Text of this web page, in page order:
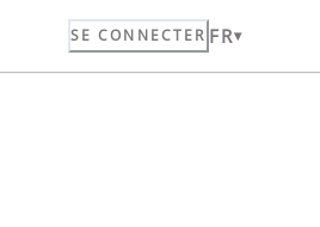
SE CONNECTER FR